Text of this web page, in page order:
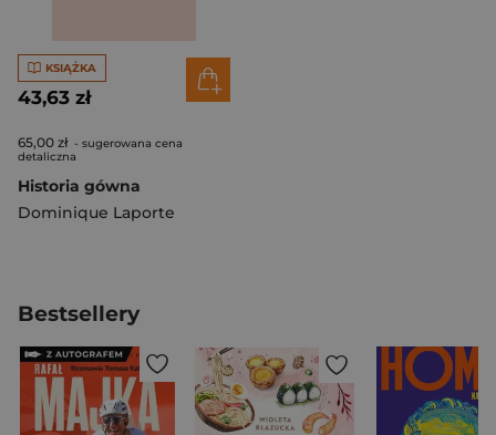
KSIĄŻKA
43,63 zł
65,00 zł - sugerowana cena
detaliczna
Historia gówna
Dominique Laporte
Bestsellery